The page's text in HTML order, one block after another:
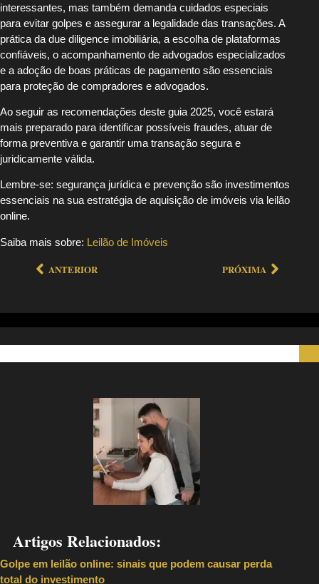
interessantes, mas também demanda cuidados especiais
para evitar golpes e assegurar a legalidade das transações. A
prática da due diligence imobiliária, a escolha de plataformas
confiáveis, o acompanhamento de advogados especializados
e a adoção de boas práticas de pagamento são essenciais
para proteção de compradores e advogados.
Ao seguir as recomendações deste guia 2025, você estará
mais preparado para identificar possíveis fraudes, atuar de
forma preventiva e garantir uma transação segura e
juridicamente válida.
Lembre-se: segurança jurídica e prevenção são investimentos
essenciais na sua estratégia de aquisição de imóveis via leilão
online.
Saiba mais sobre: Leilão de Imóveis
ANTERIOR PRÓXIMA
Artigos Relacionados:
Golpe em leilão online: sinais que podem causar perda
total do investimento